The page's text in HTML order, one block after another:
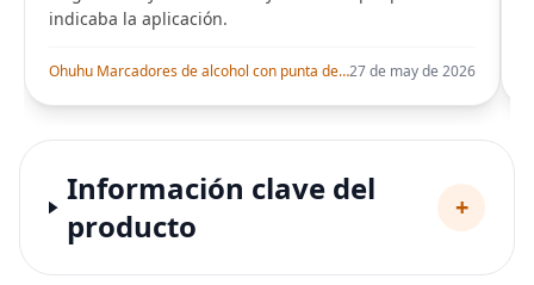
indicaba la aplicación.
Ohuhu Marcadores de alcohol con punta de pincel – Juego de marcadores artísticos de doble punta con certificación AP para artistas adultos27 de may de 2026
Información clave del
producto
+